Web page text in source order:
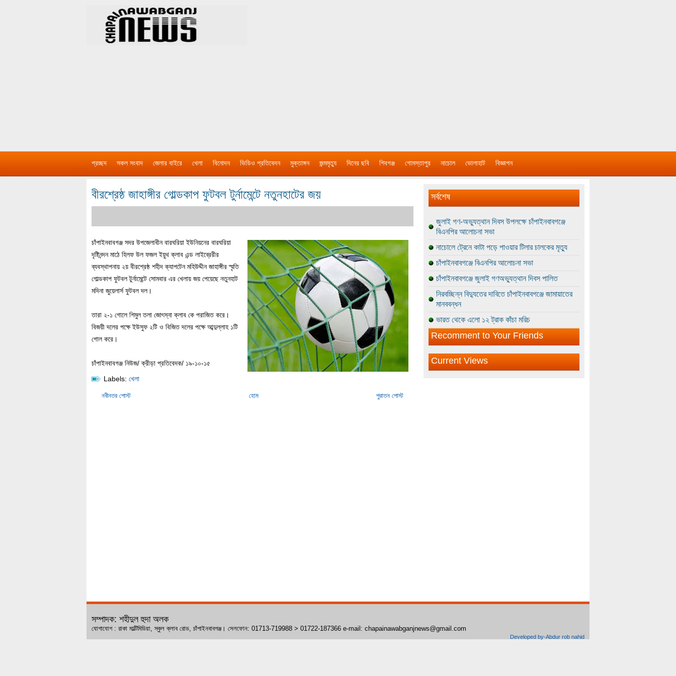
প্রচ্ছদ সকল সংবাদ জেলার বাইরে খেলা বিনোদন ভিডিও প্রতিবেদন মুক্তাঙ্গন জন্মমৃত্যু দিনের ছবি শিবগঞ্জ গোমস্তাপুর নাচোল ভোলাহাট বিজ্ঞাপন
বীরশ্রেষ্ঠ জাহাঙ্গীর গোল্ডকাপ ফুটবল টুর্নামেন্টে নতুনহাটের জয়
চাঁপাইনবাবগঞ্জ সদর উপজেলাধীন বারঘরিয়া ইউনিয়নের বারঘরিয়া
দৃষ্টিনন্দন মাঠে হিলফ উল ফজল ইয়ুথ ক্লাব এন্ড লাইব্রেরীর
ব্যবস্থাপনায় ২য় বীরশ্রেষ্ঠ শহীদ ক্যাপটেন মহিউদ্দীন জাহাঙ্গীর স্মৃতি
গোল্ডকাপ ফুটবল টুর্নামেন্টে সোমবার এর খেলায় জয় পেয়েছে নতুনহাট
মদিনা জুয়েলার্স ফুটবল দল।
তারা ২-১ গোলে শিমুল তলা জোৎস্না ক্লাব কে পরাজিত করে।
বিজয়ী দলের পক্ষে ইউসুফ ২টি ও বিজিত দলের পক্ষে আব্দুল্লাহ ১টি
গোল করে।
চাঁপাইনবাবগঞ্জ নিউজ/ ক্রীড়া প্রতিবেদক/ ১৯-১০-১৫
Labels: খেলা
নবীনতর পোস্ট পুরাতন পোস্ট
হোম
সর্বশেষ
জুলাই গণ-অভ্যুত্থান দিবস উপলক্ষে চাঁপাইনবাবগঞ্জে
বিএনপির আলোচনা সভা
নাচোলে ট্রেনে কাটা পড়ে পাওয়ার টিলার চালকের মৃত্যু
চাঁপাইনবাবগঞ্জে বিএনপির আলোচনা সভা
চাঁপাইনবাবগঞ্জে জুলাই গণঅভ্যুত্থান দিবস পালিত
নিরবচ্ছিন্ন বিদ্যুতের দাবিতে চাঁপাইনবাবগঞ্জে জামায়াতের
মানববন্ধন
ভারত থেকে এলো ১২ ট্রাক কাঁচা মরিচ
Recomment to Your Friends
Current Views
সম্পাদক: শহীদুল হুদা অলক
যোগাযোগ : রাকা মাল্টিমিডিয়া, স্কুল ক্লাব রোড, চাঁপাইনবাবগঞ্জ। সেলফোন: 01713-719988 > 01722-187366 e-mail: chapainawabganjnews@gmail.com
Developed by-Abdur rob nahid